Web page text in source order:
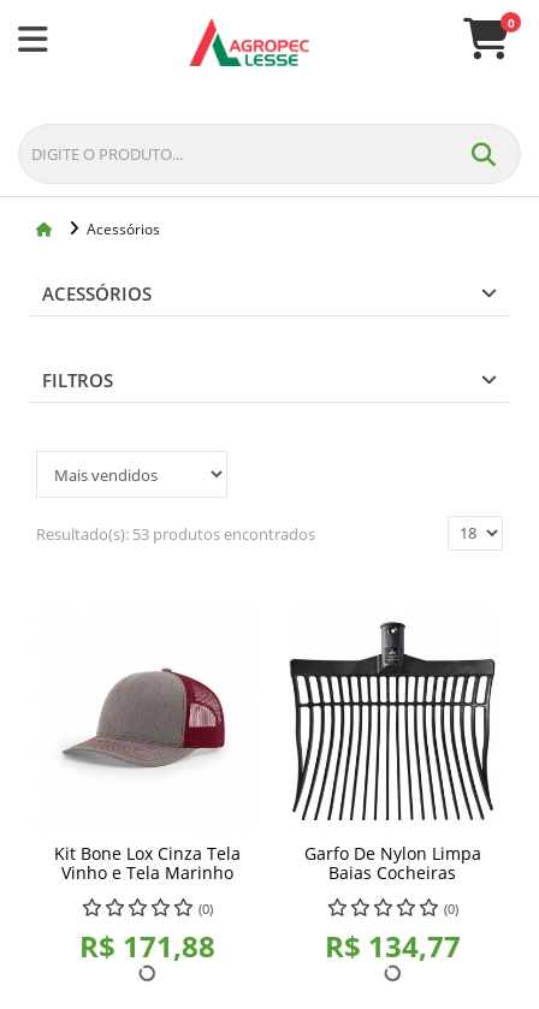
0
Acessórios
ACESSÓRIOS
FILTROS
Resultado(s): 53 produtos encontrados
Kit Bone Lox Cinza Tela
Vinho e Tela Marinho
(0)
R$ 171,88
Garfo De Nylon Limpa
Baias Cocheiras
(0)
R$ 134,77